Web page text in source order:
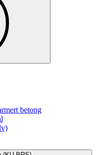
betong